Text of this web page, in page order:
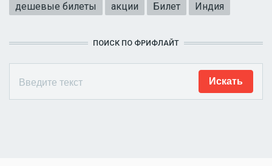
дешевые билеты
акции Билет Индия
ПОИСК ПО ФРИФЛАЙТ